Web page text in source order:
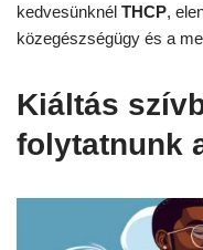
kedvesünknél THCP,
közegészségügy és a
Kiáltás
folytatnunk